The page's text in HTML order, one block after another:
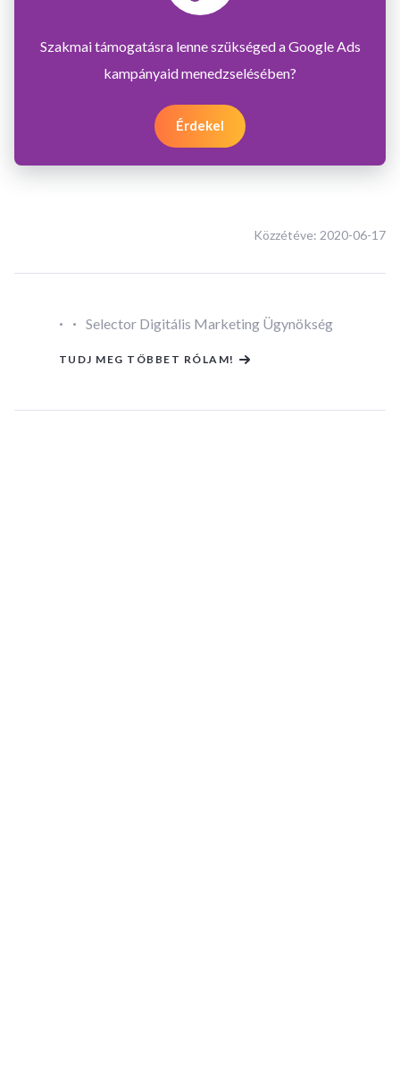
Szakmai támogatásra lenne szükséged a Google Ads
kampányaid menedzselésében?
Érdekel
Közzétéve: 2020-06-17
· · Selector Digitális Marketing Ügynökség
TUDJ MEG TÖBBET RÓLAM!